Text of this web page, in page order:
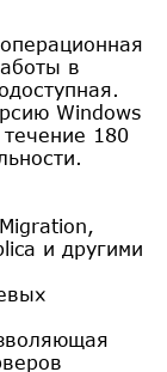
в
Windows
180
и другими